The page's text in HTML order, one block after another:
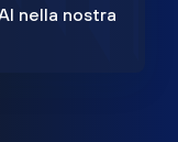
nella nostra